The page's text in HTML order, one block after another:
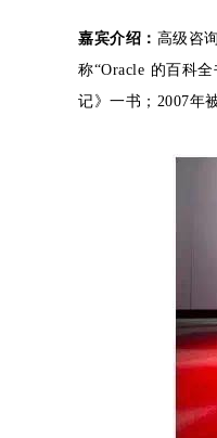
嘉宾介绍： 高级咨
称“Oracle 的百科
记》一书；2007年